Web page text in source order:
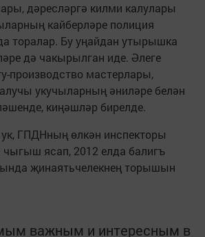
дәресләргә килми калулары
кайберләре полиция
торалар. Бу уңайдан утырышка
дә чакырылган иде. Әлеге
производство мастерлары,
укучыларның әниләре белән
киңәшләр бирелде.
ГПДНның өлкән инспекторы
чыгыш ясап, 2012 елда балигъ
җинаятьчелекнең торышын
важным и интересным в